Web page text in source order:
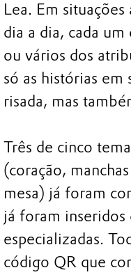
Lea. Em
dia a dia, cada
ou vários dos
só as histórias em
risada, mas
Três de cinco
(coração,
mesa) já foram
já foram inseridos
especializadas.
código QR que